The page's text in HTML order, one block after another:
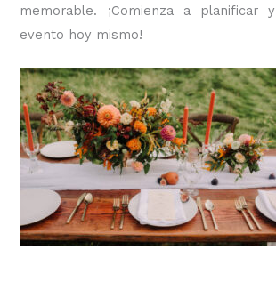
memorable. ¡Comienza a planificar
evento hoy mismo!